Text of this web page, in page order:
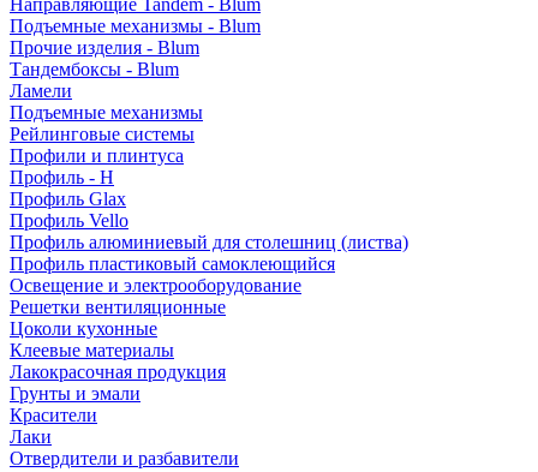
Направляющие Tandem - Blum
Подъемные механизмы - Blum
Прочие изделия - Blum
Тандембоксы - Blum
Ламели
Подъемные механизмы
Рейлинговые системы
Профили и плинтуса
Профиль - H
Профиль Glax
Профиль Vello
Профиль алюминиевый для столешниц (листва)
Профиль пластиковый самоклеющийся
Освещение и электрооборудование
Решетки вентиляционные
Цоколи кухонные
Клеевые материалы
Лакокрасочная продукция
Грунты и эмали
Красители
Лаки
Отвердители и разбавители